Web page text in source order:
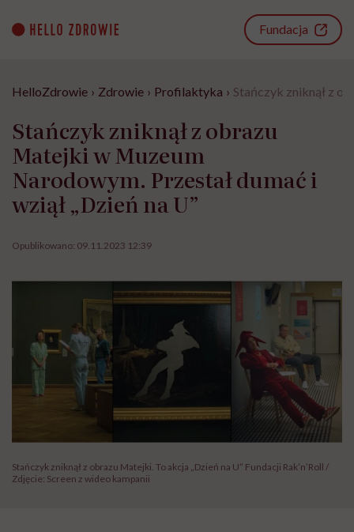
content
Fundacja
HelloZdrowie › Zdrowie › Profilaktyka › Stańczyk zniknął z
Stańczyk zniknął z obrazu
Matejki w Muzeum
Narodowym. Przestał dumać i
wziął „Dzień na U”
Opublikowano: 09.11.2023 12:39
Stańczyk zniknął z obrazu Matejki. To akcja „Dzień na U” Fundacji Rak’n’Roll /
Zdjęcie: Screen z wideo kampanii